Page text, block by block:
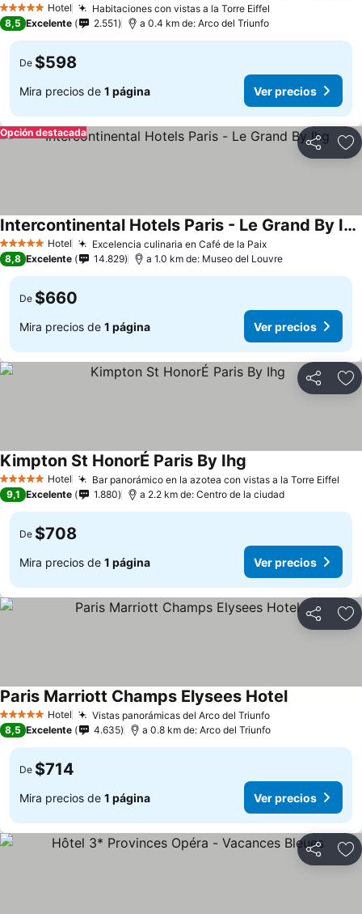
5 Estrellas Hotel Habitaciones con vistas a la Torre Eiffel
8,5 Excelente 2.551 a 0.4 km de: Arco del Triunfo
De $598
Mira precios de 1 página Ver precios
Compartir
Opción destacada
5 Estrellas Hotel Excelencia culinaria en Café de la Paix
Intercontinental Hotels Paris - Le Grand By Ihg
8,8 Excelente 14.829 a 1.0 km de: Museo del Louvre
De $660
Mira precios de 1 página Ver precios
Compartir
5 Estrellas Hotel Bar panorámico en la azotea con vistas a la Torre Eiffel
Kimpton St HonorÉ Paris By Ihg
9,1 Excelente 1.880 a 2.2 km de: Centro de la ciudad
De $708
Mira precios de 1 página Ver precios
Compartir
5 Estrellas Hotel Vistas panorámicas del Arco del Triunfo
Paris Marriott Champs Elysees Hotel
8,5 Excelente 4.635 a 0.8 km de: Arco del Triunfo
De $714
Mira precios de 1 página Ver precios
Compartir